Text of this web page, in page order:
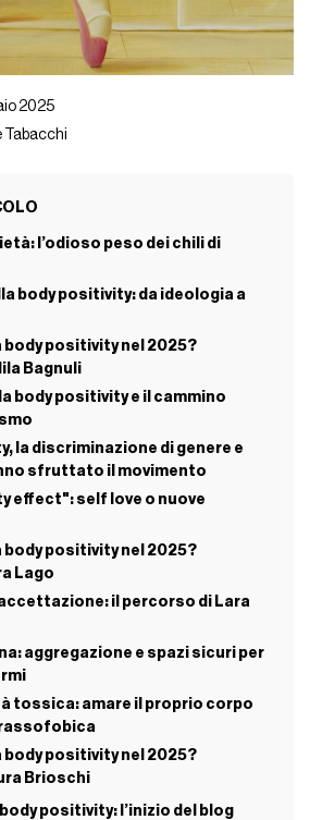
2025
Tabacchi
l’odioso peso dei chili di
body positivity: da ideologia a
body positivity nel 2025?
Bagnuli
body positivity e il cammino
la discriminazione di genere e
sfruttato il movimento
effect": self love o nuove
body positivity nel 2025?
Lago
il percorso di Lara
aggregazione e spazi sicuri per
tossica: amare il proprio corpo
body positivity nel 2025?
Brioschi
positivity: l’inizio del blog